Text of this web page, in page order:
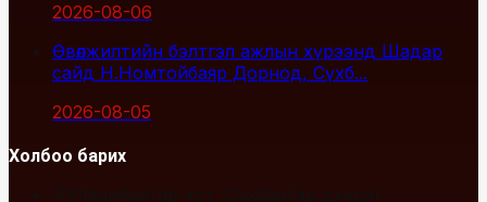
2026-08-06
Өвөлжилтийн бэлтгэл ажлын хүрээнд Шадар
сайд Н.Номтойбаяр Дорнод, Сүхб...
2026-08-05
Холбоо барих